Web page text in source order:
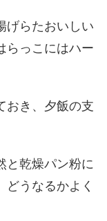
げらたおいしい
らっこにはハー
おき、夕飯の支
と乾燥パン粉に
どうなるかよく